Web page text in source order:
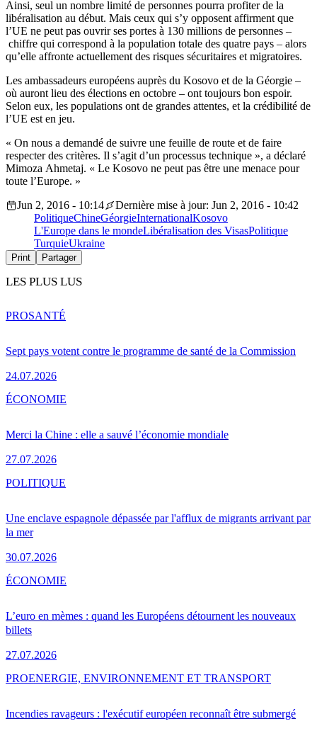
Ainsi, seul un nombre limité de personnes pourra profiter de la
libéralisation au début. Mais ceux qui s’y opposent affirment que
l’UE ne peut pas ouvrir ses portes à 130 millions de personnes –
chiffre qui correspond à la population totale des quatre pays – alors
qu’elle affronte actuellement des risques sécuritaires et migratoires.
Les ambassadeurs européens auprès du Kosovo et de la Géorgie –
où auront lieu des élections en octobre – ont toujours bon espoir.
Selon eux, les populations ont de grandes attentes, et la crédibilité de
l’UE est en jeu.
« On nous a demandé de suivre une feuille de route et de faire
respecter des critères. Il s’agit d’un processus technique », a déclaré
Mimoza Ahmetaj. « Le Kosovo ne peut pas être une menace pour
toute l’Europe. »
Jun 2, 2016 - 10:14
Dernière mise à jour: Jun 2, 2016 - 10:42
PolitiqueChineGéorgieInternationalKosovo
L'Europe dans le mondeLibéralisation des VisasPolitique
TurquieUkraine
Print Partager
LES PLUS LUS
Sept pays votent contre le programme de santé de la Commission
24.07.2026
PROSANTÉ
Merci la Chine : elle a sauvé l’économie mondiale
27.07.2026
ÉCONOMIE
Une enclave espagnole dépassée par l'afflux de migrants arrivant par
la mer
30.07.2026
POLITIQUE
L’euro en mèmes : quand les Européens détournent les nouveaux
billets
27.07.2026
ÉCONOMIE
Incendies ravageurs : l'exécutif européen reconnaît être submergé
PROENERGIE, ENVIRONNEMENT ET TRANSPORT